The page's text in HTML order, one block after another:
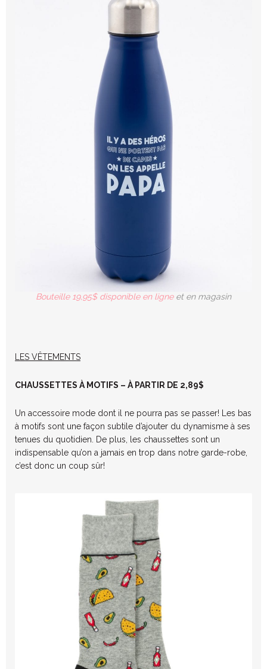
Bouteille 19,95$ disponible en ligneet en magasin
LES VÊTEMENTS
CHAUSSETTES À MOTIFS – À PARTIR DE 2,89$
Un accessoire mode dont il ne pourra pas se passer! Les bas
à motifs sont une façon subtile d’ajouter du dynamisme à ses
tenues du quotidien. De plus, les chaussettes sont un
indispensable qu’on a jamais en trop dans notre garde-robe,
c’est donc un coup sûr!